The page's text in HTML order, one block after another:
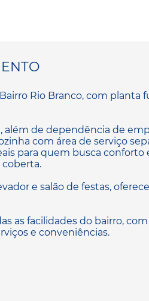
Rio Branco, com planta
além de dependência de
com área de serviço
para quem busca conforto
coberta.
e salão de festas,
as facilidades do bairro, com
e conveniências.